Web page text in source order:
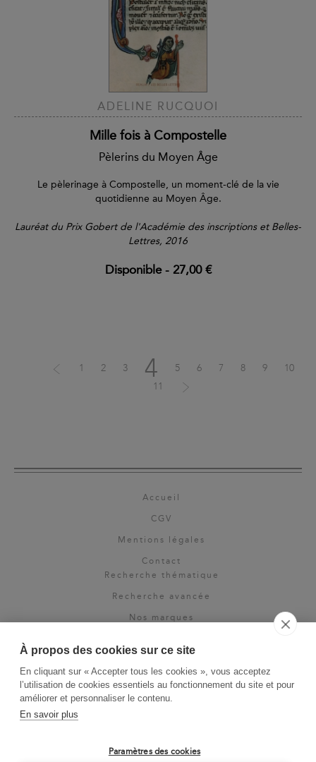
À propos des cookies sur ce site
En cliquant sur « Accepter tous les cookies », vous acceptez
l’utilisation de cookies essentiels au fonctionnement du site et pour
améliorer et personnaliser le contenu.
En savoir plus
Paramètres des cookies
ADELINE RUCQUOI
Mille fois à Compostelle
Pèlerins du Moyen Âge
Le pèlerinage à Compostelle, un moment-clé de la vie
quotidienne au Moyen Âge.
Lauréat du Prix Gobert de l'Académie des inscriptions et Belles-
Lettres, 2016
Disponible- 27,00 €
1 2 3 4 5 6 7 8 9
10
11
Accueil
CGV
Mentions légales
Contact
Recherche thématique
Recherche avancée
Nos marques
Espace pro
Newsletter
La Vie des Classiques